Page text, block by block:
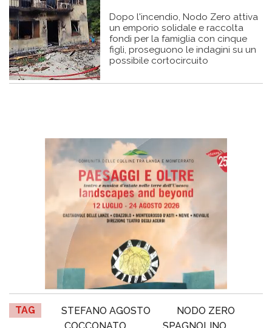
Dopo l'incendio, Nodo Zero attiva
un emporio solidale e raccolta
fondi per la famiglia con cinque
figli, proseguono le indagini su un
possibile cortocircuito
TAG STEFANO AGOSTO
NODO ZERO